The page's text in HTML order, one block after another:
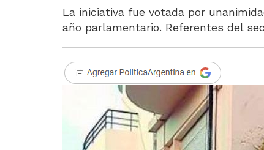
La iniciativa fue votada por
año parlamentario. Referentes del